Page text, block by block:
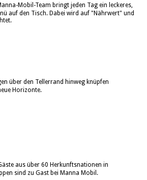
Mobil-Team bringt jeden Tag ein leckeres,
auf den Tisch. Dabei wird auf "Nährwert" und
über den Tellerrand hinweg knüpfen
Horizonte.
aus über 60 Herkunftsnationen in
sind zu Gast bei Manna Mobil.